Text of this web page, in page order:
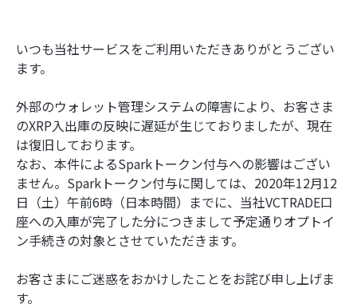
いつも当社サービスをご利用いただきありがとうござい
ます。
外部のウォレット管理システムの障害により、お客さま
のXRP入出庫の反映に遅延が生じておりましたが、現在
は復旧しております。
なお、本件によるSparkトークン付与への影響はござい
ません。Sparkトークン付与に関しては、2020年12月12
日（土）午前6時（日本時間）までに、当社VCTRADE口
座への入庫が完了した分につきまして予定通りオプトイ
ン手続きの対象とさせていただきます。
お客さまにご迷惑をおかけしたことをお詫び申し上げま
す。